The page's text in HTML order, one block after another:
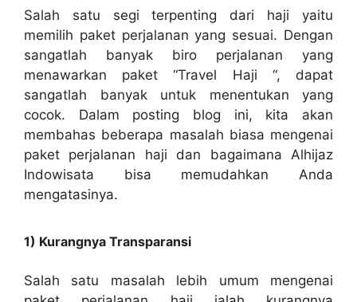
Salah satu segi terpenting dari haji yaitu
memilih paket perjalanan yang sesuai. Dengan
sangatlah banyak biro perjalanan yang
menawarkan paket “Travel Haji “, dapat
sangatlah banyak untuk menentukan yang
cocok. Dalam posting blog ini, kita akan
membahas beberapa masalah biasa mengenai
paket perjalanan haji dan bagaimana Alhijaz
Indowisata bisa memudahkan Anda
mengatasinya.
1) Kurangnya Transparansi
Salah satu masalah lebih umum mengenai